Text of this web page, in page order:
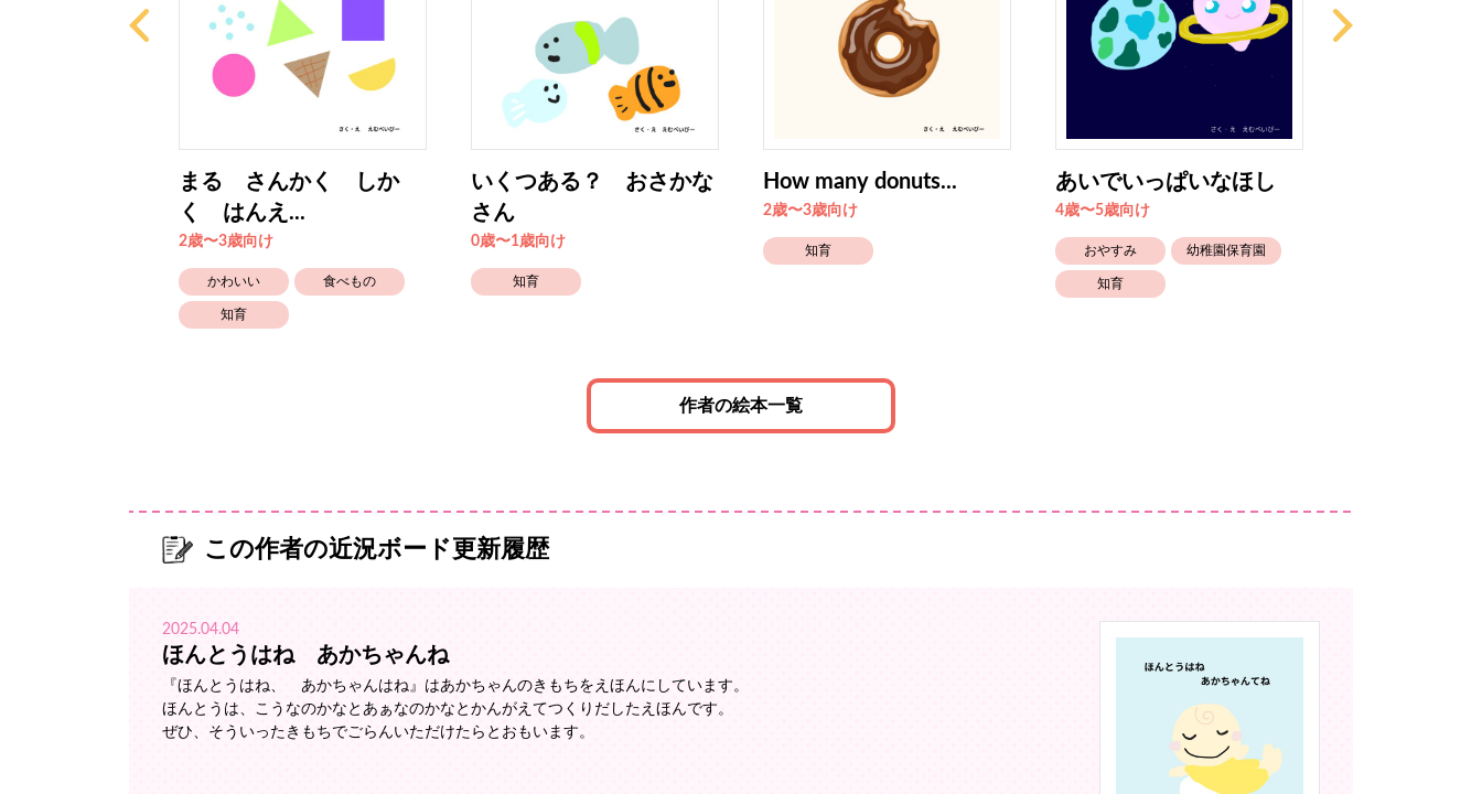
まる さんかく しか
く はんえ...
2歳〜3歳向け
かわいい 食べもの
知育
いくつある？ おさかな
さん
0歳〜1歳向け
知育
How many donuts...
2歳〜3歳向け
知育
あいでいっぱいなほし
4歳〜5歳向け
おやすみ 幼稚園保育園
知育
作者の絵本一覧
この作者の近況ボード更新履歴
2025.04.04
ほんとうはね あかちゃんね
『ほんとうはね、 あかちゃんはね』はあかちゃんのきもちをえほんにしています。
ほんとうは、こうなのかなとあぁなのかなとかんがえてつくりだしたえほんです。
ぜひ、そういったきもちでごらんいただけたらとおもいます。